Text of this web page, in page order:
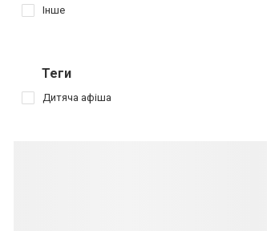
Інше
Теги
Дитяча афіша